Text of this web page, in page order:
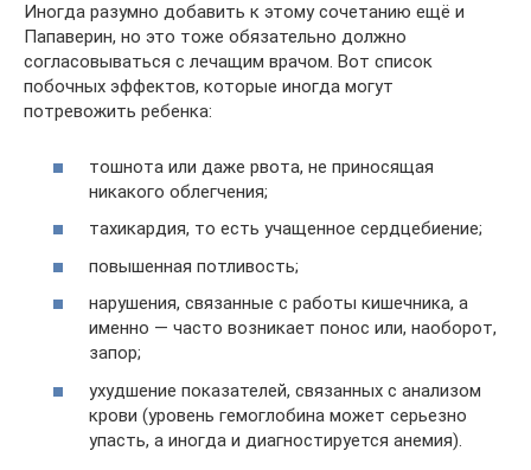
Иногда разумно добавить к этому сочетанию ещё и
Папаверин, но это тоже обязательно должно
согласовываться с лечащим врачом. Вот список
побочных эффектов, которые иногда могут
потревожить ребенка:
тошнота или даже рвота, не приносящая
никакого облегчения;
тахикардия, то есть учащенное сердцебиение;
повышенная потливость;
нарушения, связанные с работы кишечника, а
именно — часто возникает понос или, наоборот,
запор;
ухудшение показателей, связанных с анализом
крови (уровень гемоглобина может серьезно
упасть, а иногда и диагностируется анемия).